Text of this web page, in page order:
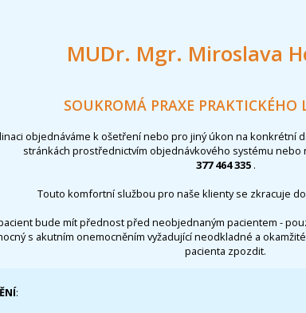
MUDr. Mgr. Miroslava
SOUKROMÁ PRAXE PRAKTICKÉHO
objednáváme k ošetření nebo pro jiný úkon na konkrétní
stránkách prostřednictvím objednávkového systému nebo
377 464 335 .
Touto komfortní službou pro naše klienty se zkracuje
bude mít přednost před neobjednaným pacientem -
s akutním onemocněním vyžadující neodkladné a
pacienta zpozdit.
: